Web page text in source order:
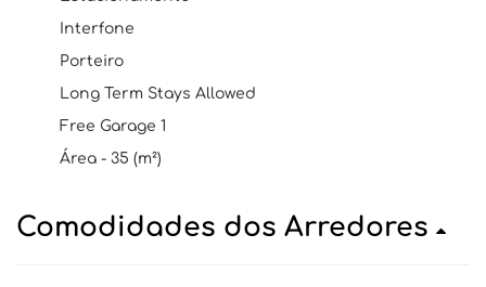
Interfone
Porteiro
Long Term Stays Allowed
Free Garage 1
Área - 35 (m²)
Comodidades dos Arredores